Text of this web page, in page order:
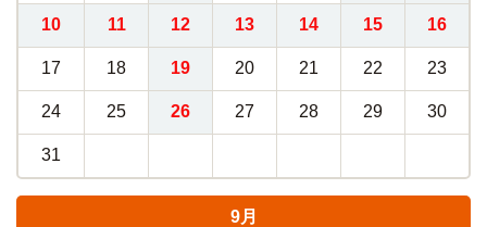
10 11 12 13 14 15 16
17 18 19 20 21 22 23
24 25 26 27 28 29 30
31
9月